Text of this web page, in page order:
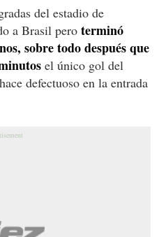
del estadio de
a Brasil pero terminó
sobre todo después que
el único gol del
defectuoso en la entrada